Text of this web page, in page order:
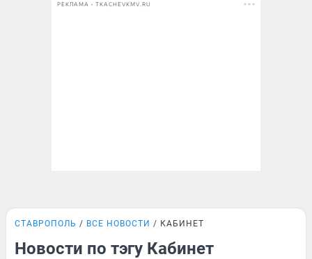
РЕКЛАМА • TKACHEVKMV.RU
СТАВРОПОЛЬ ВСЕ НОВОСТИ КАБИНЕТ
Новости по тэгу Кабинет